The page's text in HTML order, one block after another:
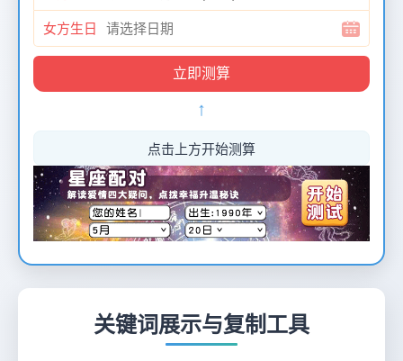
女方生日
↑
点击上方开始测算
关键词展示与复制工具